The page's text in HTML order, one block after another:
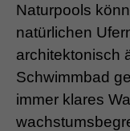
Naturpools
natürlichen
architektonisch
Schwimmbad
immer klares